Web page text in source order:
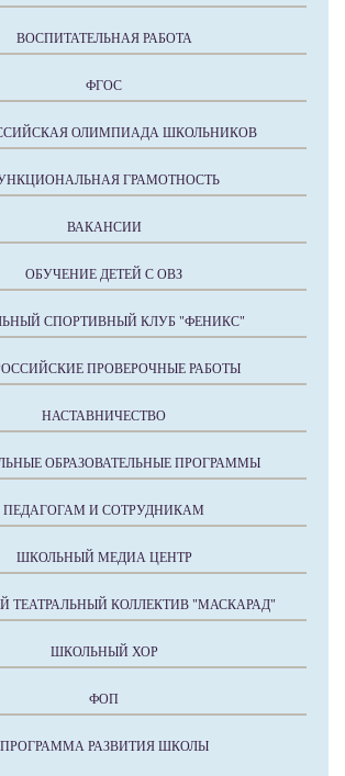
ВОСПИТАТЕЛЬНАЯ РАБОТА
ФГОС
ОЛИМПИАДА ШКОЛЬНИКОВ
ГРАМОТНОСТЬ
ВАКАНСИИ
ОБУЧЕНИЕ ДЕТЕЙ С ОВЗ
СПОРТИВНЫЙ КЛУБ "ФЕНИКС"
ПРОВЕРОЧНЫЕ РАБОТЫ
НАСТАВНИЧЕСТВО
ОБРАЗОВАТЕЛЬНЫЕ ПРОГРАММЫ
ПЕДАГОГАМ И СОТРУДНИКАМ
ШКОЛЬНЫЙ МЕДИА ЦЕНТР
ТЕАТРАЛЬНЫЙ КОЛЛЕКТИВ "МАСКАРАД"
ШКОЛЬНЫЙ ХОР
ФОП
ПРОГРАММА РАЗВИТИЯ ШКОЛЫ